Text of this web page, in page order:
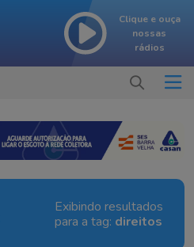
Clique e ouça
nossas
rádios
Exibindo resultados
para a tag: direitos